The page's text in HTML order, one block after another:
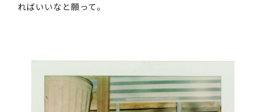
ればいいなと願って。